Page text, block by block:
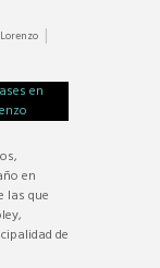
en
las que
de